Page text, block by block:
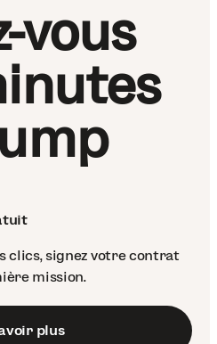
vous
clics, signez votre contrat
mission.
plus